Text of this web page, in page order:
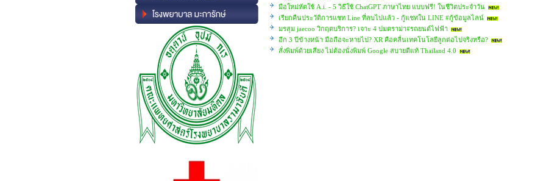
มือใหม่หัดใช้ A.i. - 5 วิธีใช้ ChatGPT ภาษาไทย แบบฟรี! ในชีวิตประจำวัน
เรียกคืนประวัติการแชท Line ที่ลบไปแล้ว - กู้แชทใน LINE #กู้ข้อมูลไลน์
มรสุม jaecoo วิกฤตบริการ? เจาะ 4 ปมดราม่า#รถยนต์ไฟฟ้า
อีก 3 ปีข้างหน้า มือถือจะหายไป? XR คือคลื่นเทคโนโลยีลูกต่อไปจริงหรือ?
สั่งพิมพ์ด้วยเสียง ไม่ต้องนั่งพิมพ์ Google สบายดีแท้ Thailand 4.0